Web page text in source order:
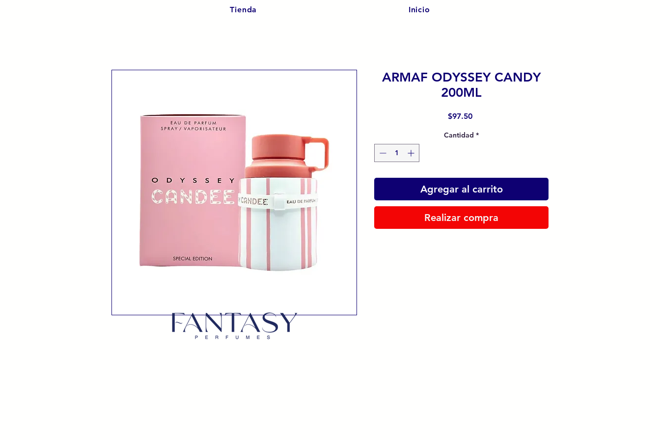
ARMAF ODYSSEY CANDY
200ML
$97.50Precio
Cantidad *
Agregar al carrito
Realizar compra
Tienda Inicio